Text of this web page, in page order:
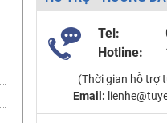
Tel:
Hotline:
(Thời gian hỗ trợ
Email: